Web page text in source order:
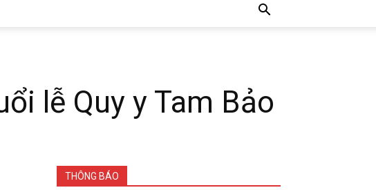
lễ Quy y Tam Bảo
THÔNG BÁO